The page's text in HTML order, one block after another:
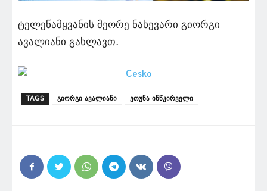
ტელეწამყვანის მეორე ნახევარი გიორგი
ავალიანი გახლავთ.
TAGS გიორგი ავალიანი ეთუნა ინწკირველი